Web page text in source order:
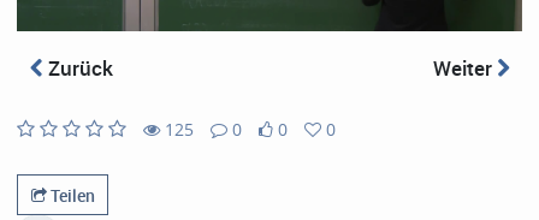
Zurück Weiter
125
views
0
Kommentare
0
likes
0
favorites
Teilen